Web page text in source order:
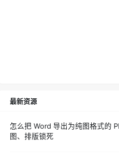
最新资源
怎么把 Word 导出为纯图格式的
图、排版锁死